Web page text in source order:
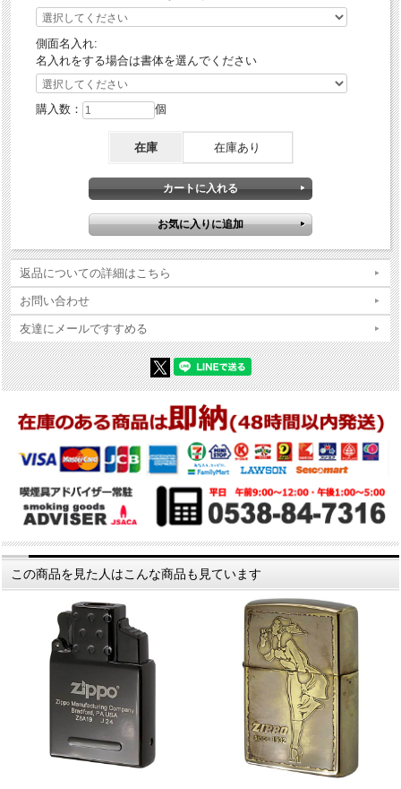
側面名入れ:
名入れをする場合は書体を選んでください
購入数： 個
在庫 在庫あり
返品についての詳細はこちら
お問い合わせ
友達にメールですすめる
この商品を見た人はこんな商品も見ています